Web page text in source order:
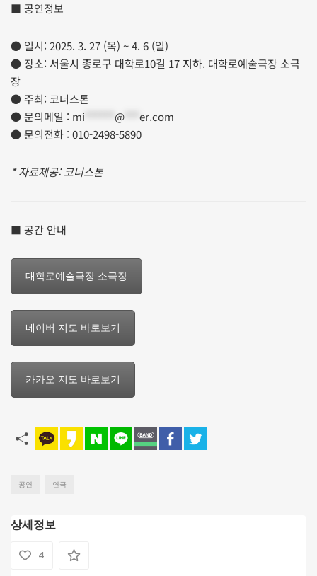
■ 공연정보
● 일시: 2025. 3. 27 (목) ~ 4. 6 (일)
● 장소: 서울시 종로구 대학로10길 17 지하. 대학로예술극장 소극
장
● 주최: 코너스톤
● 문의메일 : mi @
er.com
● 문의전화 : 010-2498-5890
* 자료제공: 코너스톤
■ 공간 안내
대학로예술극장 소극장
네이버 지도 바로보기
카카오 지도 바로보기
공연 연극
상세정보
4